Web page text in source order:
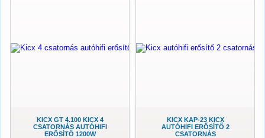
KICX GT 4.100 KICX 4
CSATORNÁS AUTÓHIFI
ERŐSÍTŐ 1200W
KICX KAP-23 KICX
AUTÓHIFI ERŐSÍTŐ 2
CSATORNÁS